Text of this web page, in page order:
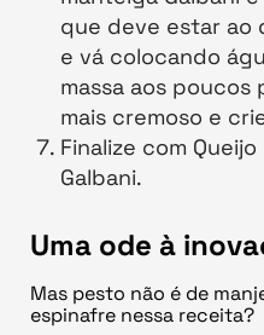
que deve estar ao
e vá colocando
massa aos
mais cremoso e
Finalize com
Galbani.
Uma ode à
Mas pesto não é de
espinafre nessa receita?